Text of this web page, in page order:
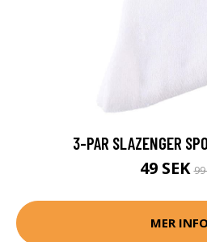
3-PAR SLAZENGER
49 SEK99
MER